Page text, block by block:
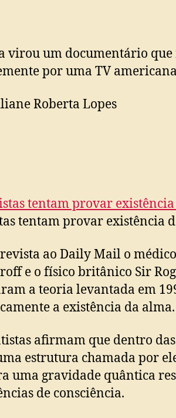
virou um documentário que
por uma TV americana
Roberta Lopes
tentam provar existência
ao Daily Mail o
e o físico britânico Sir
a teoria levantada em
a existência da alma.
afirmam que dentro
estrutura chamada por
uma gravidade quântica
de consciência.